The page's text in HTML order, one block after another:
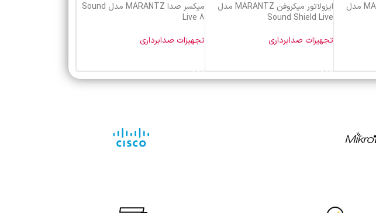
ایزولاتور میکروفن MARANTZ مدل
ایزولاتور میکروفن MARANTZ مدل
Sound Shield Live
تجهیزات صدابرداری
میکسر صدا MARANTZ مدل Sound
Live 8
تجهیزات صدابرداری